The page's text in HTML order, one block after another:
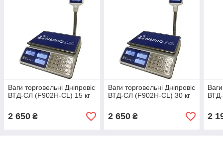
Ваги торговельні Дніпровіс
ВТД-СЛ (F902H-СL) 15 кг
2 650 ₴
Ваги торговельні Дніпровіс
ВТД-СЛ (F902H-СL) 30 кг
2 650₴ 2